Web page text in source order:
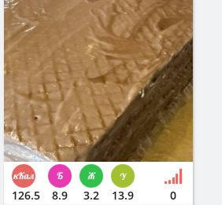
126.5 8.9 3.2 13.9 0